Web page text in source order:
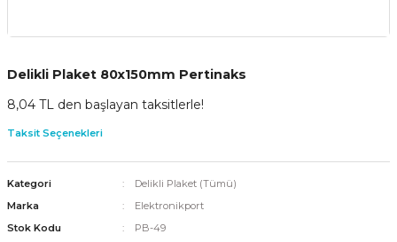
Delikli Plaket 80x150mm Pertinaks
8,04 TL den başlayan taksitlerle!
Taksit Seçenekleri
Kategori
Delikli Plaket (Tümü)
Marka
Elektronikport
Stok Kodu
PB-49